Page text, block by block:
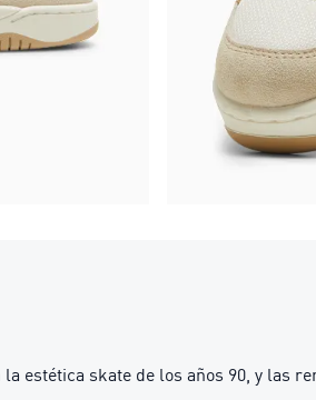
estética skate de los años 90, y las